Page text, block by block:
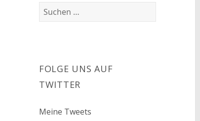
Suchen
nach:
FOLGE UNS AUF
TWITTER
Meine Tweets